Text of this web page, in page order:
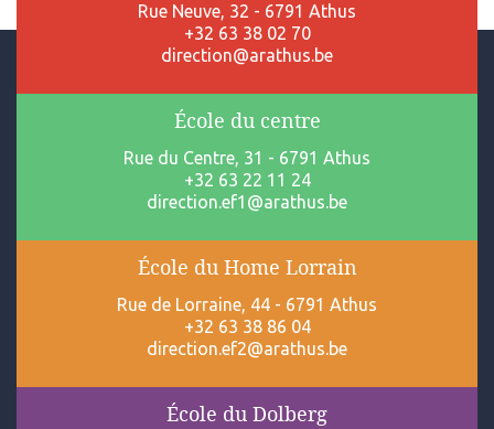
Rue Neuve, 32 - 6791 Athus
+32 63 38 02 70
direction@arathus.be
École du centre
Rue du Centre, 31 - 6791 Athus
+32 63 22 11 24
direction.ef1@arathus.be
École du Home Lorrain
Rue de Lorraine, 44 - 6791 Athus
+32 63 38 86 04
direction.ef2@arathus.be
École du Dolberg